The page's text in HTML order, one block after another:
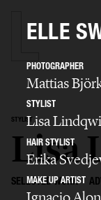
STYLIST
Lisa
SELECTED WORK
ELLE
PHOTOGRAPHER
Mattias
STYLIST
Lisa
HAIR STYLIST
Erika
MAKE UP ARTIST